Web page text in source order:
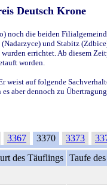
Deutsch Krone
die beiden
und Stabitz
errichtet. Ab diesem
worden.
weist auf folgende
aber dennoch zu
3367 3370 3373
des Täuflings Taufe